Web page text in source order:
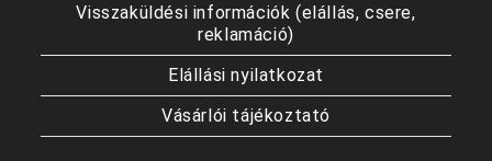
Visszaküldési információk (elállás, csere,
reklamáció)
Elállási nyilatkozat
Vásárlói tájékoztató